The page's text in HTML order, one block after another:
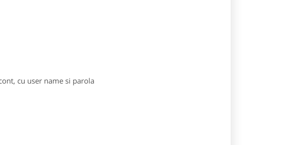
cu user name si parola